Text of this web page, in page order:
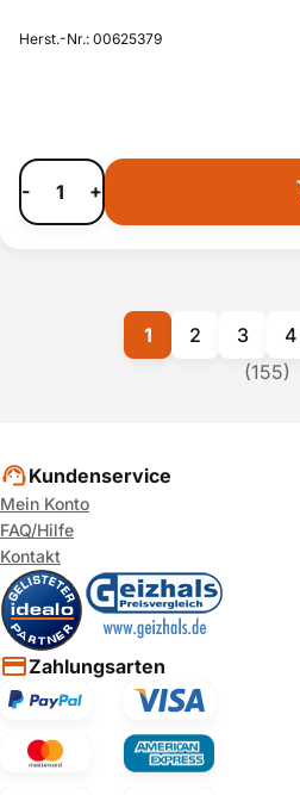
Herst.-Nr.: 00625379
- +
(155)
1 2 3 4
Kundenservice
Mein Konto
FAQ/Hilfe
Kontakt
Zahlungsarten